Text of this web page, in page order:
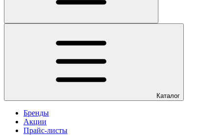
Каталог
Бренды
Акции
Прайс-листы